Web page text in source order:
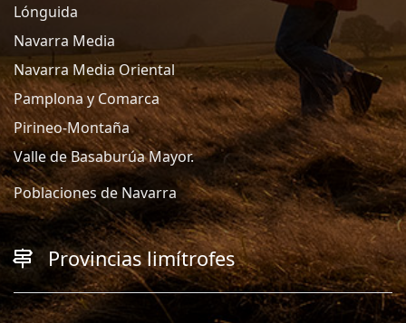
Lónguida
Navarra Media
Navarra Media Oriental
Pamplona y Comarca
Pirineo-Montaña
Valle de Basaburúa Mayor.
Poblaciones de Navarra
Provincias limítrofes